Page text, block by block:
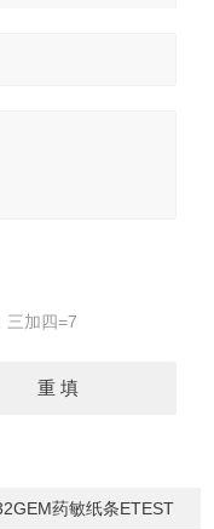
三加四=7
药敏纸条ETEST